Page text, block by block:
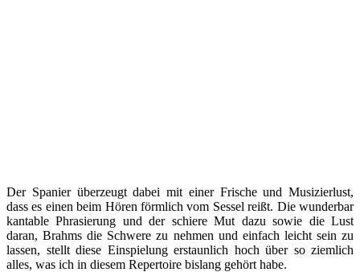
Der Spanier überzeugt dabei mit einer Frische und Musizierlust,
dass es einen beim Hören förmlich vom Sessel reißt. Die wunderbar
kantable Phrasierung und der schiere Mut dazu sowie die Lust
daran, Brahms die Schwere zu nehmen und einfach leicht sein zu
lassen, stellt diese Einspielung erstaunlich hoch über so ziemlich
alles, was ich in diesem Repertoire bislang gehört habe.